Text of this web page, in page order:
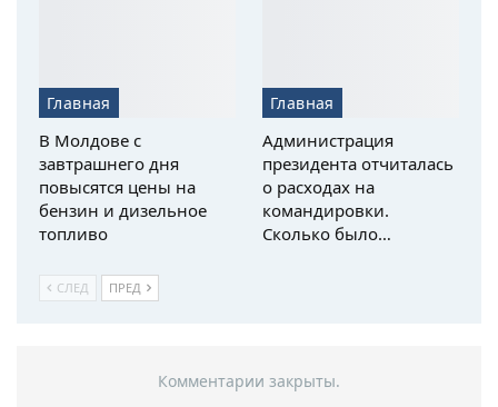
Главная
В Молдове с
завтрашнего дня
повысятся цены на
бензин и дизельное
топливо
Главная
Администрация
президента отчиталась
о расходах на
командировки.
Сколько было…
СЛЕД ПРЕД
Комментарии закрыты.